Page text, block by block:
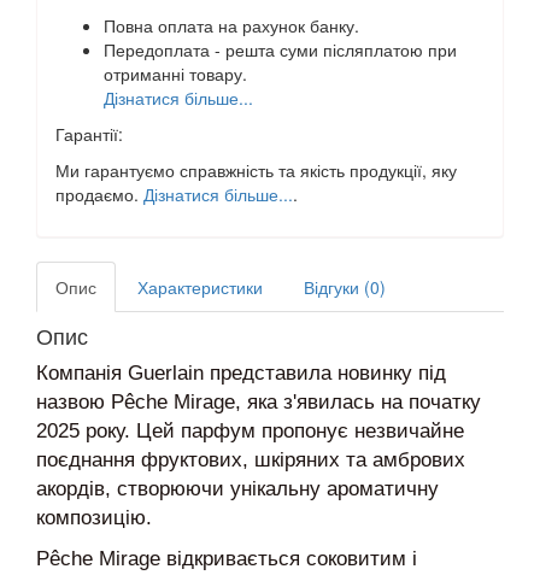
Повна оплата на рахунок банку.
Передоплата - решта суми післяплатою при
отриманні товару.
Дізнатися більше...
Гарантії:
Ми гарантуємо справжність та якість продукції, яку
продаємо. Дізнатися більше....
Опис Характеристики Відгуки (0)
Опис
Компанія Guerlain представила новинку під
назвою Pêche Mirage, яка з'явилась на початку
2025 року. Цей парфум пропонує незвичайне
поєднання фруктових, шкіряних та амбрових
акордів, створюючи унікальну ароматичну
композицію.
Pêche Mirage відкривається соковитим і